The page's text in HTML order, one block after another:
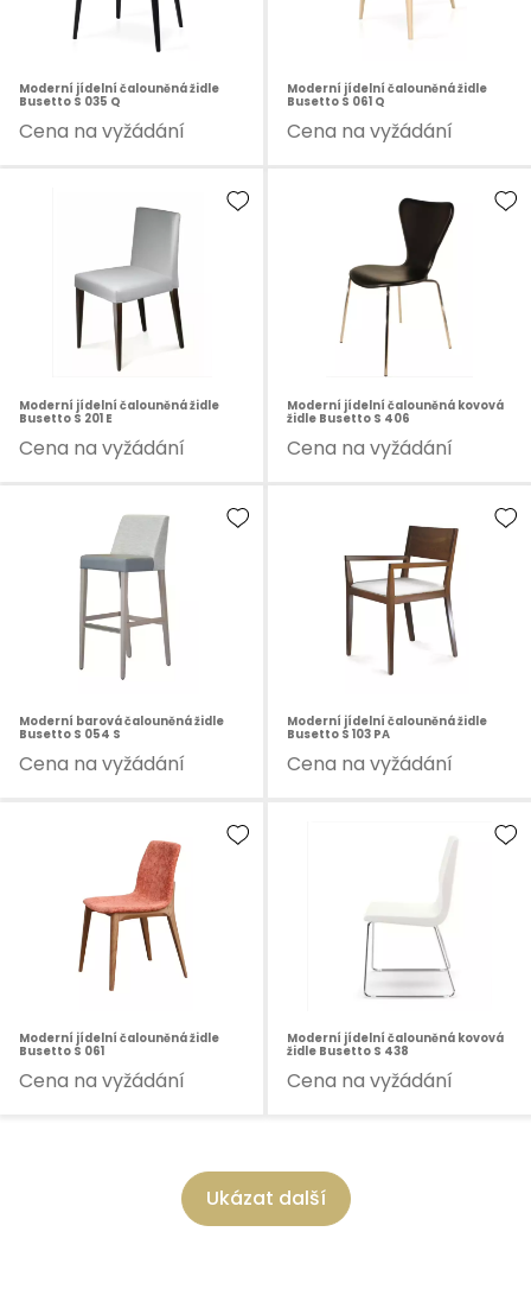
Moderní jídelní čalouněná židle
Busetto S 035 Q
Cena na vyžádání
Moderní jídelní čalouněná židle
Busetto S 061 Q
Cena na vyžádání
Moderní jídelní čalouněná židle
Busetto S 201 E
Cena na vyžádání
Moderní jídelní čalouněná kovová
židle Busetto S 406
Cena na vyžádání
Moderní barová čalouněná židle
Busetto S 054 S
Cena na vyžádání
Moderní jídelní čalouněná židle
Busetto S 103 PA
Cena na vyžádání
Moderní jídelní čalouněná židle
Busetto S 061
Cena na vyžádání
Moderní jídelní čalouněná kovová
židle Busetto S 438
Cena na vyžádání
Ukázat další